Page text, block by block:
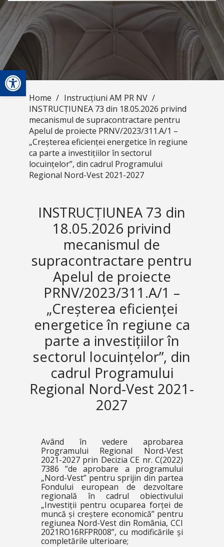
Open toolbar
Home / Instrucțiuni AM PR NV /
INSTRUCȚIUNEA 73 din 18.05.2026 privind
mecanismul de supracontractare pentru
Apelul de proiecte PRNV/2023/311.A/1 –
„Creșterea eficienței energetice în regiune
ca parte a investițiilor în sectorul
locuințelor”, din cadrul Programului
Regional Nord-Vest 2021-2027
INSTRUCȚIUNEA 73 din
18.05.2026 privind
mecanismul de
supracontractare pentru
Apelul de proiecte
PRNV/2023/311.A/1 –
„Creșterea eficienței
energetice în regiune ca
parte a investițiilor în
sectorul locuințelor”, din
cadrul Programului
Regional Nord-Vest 2021-
2027
Având în vedere aprobarea
Programului Regional Nord-Vest
2021-2027 prin Decizia CE nr. C(2022)
7386 ”de aprobare a programului
„Nord-Vest” pentru sprijin din partea
Fondului european de dezvoltare
regională în cadrul obiectivului
„Investiții pentru ocuparea forței de
muncă și creștere economică” pentru
regiunea Nord-Vest din România, CCI
2021RO16RFPR008”, cu modificările și
completările ulterioare;